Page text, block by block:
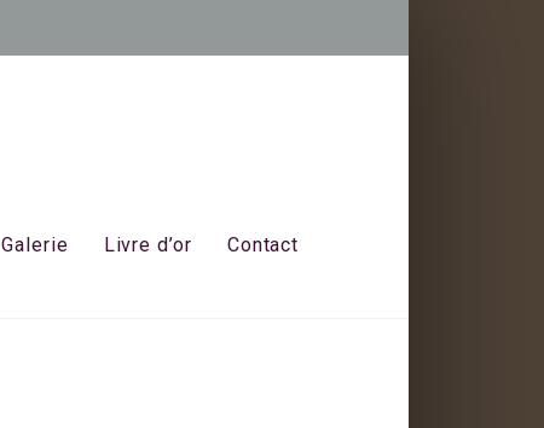
Galerie Livre d’or Contact